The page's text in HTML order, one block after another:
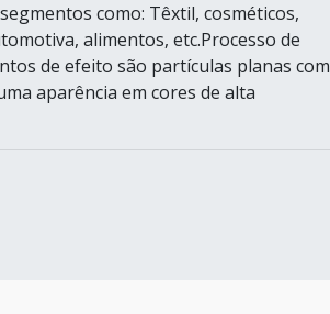
como: Têxtil, cosméticos,
alimentos, etc.Processo de
de efeito são partículas planas com
aparência em cores de alta